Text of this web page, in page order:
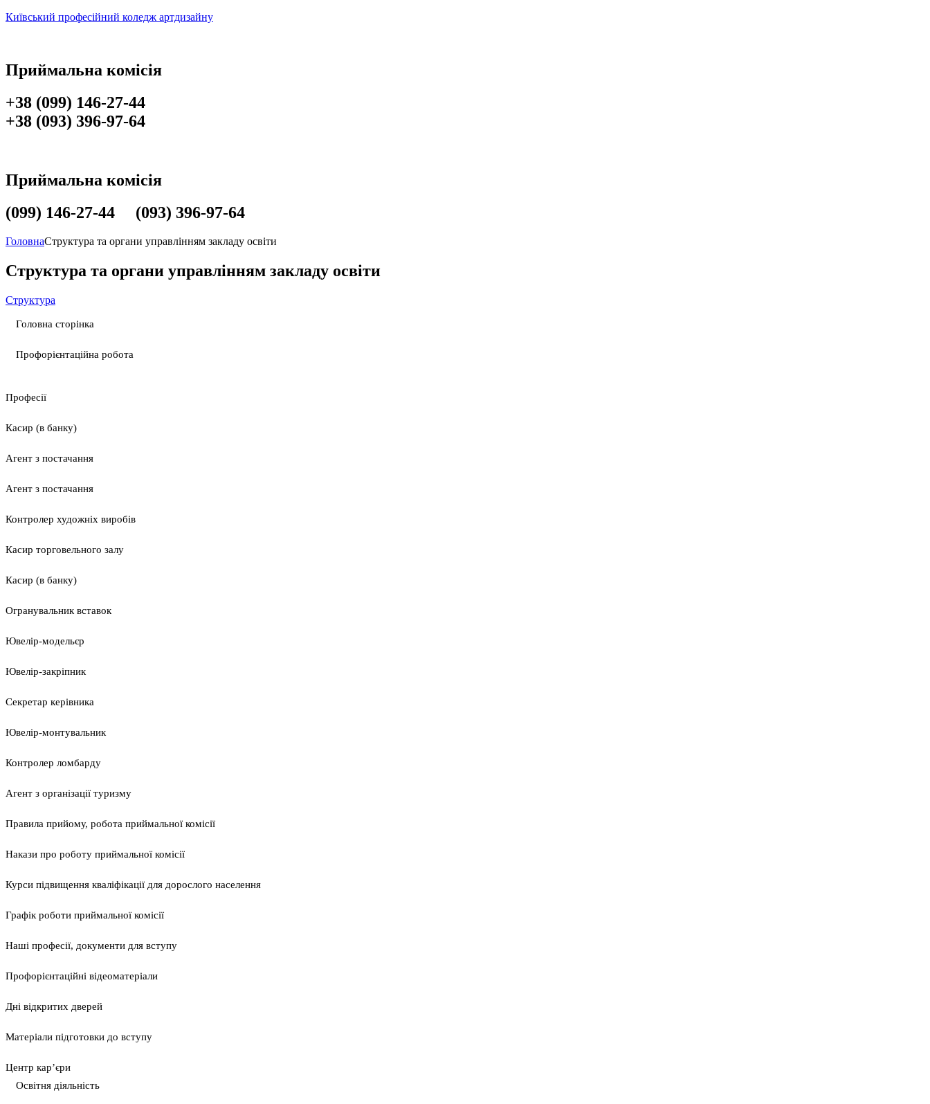
Київський професійний коледж артдизайну
Приймальна комісія
+38 (099) 146-27-44
+38 (093) 396-97-64
Приймальна комісія
(099) 146-27-44 (093) 396-97-64
ГоловнаСтруктура та органи управлінням закладу освіти
Структура та органи управлінням закладу освіти
Структура
Головна сторінка
Профорієнтаційна робота
Професії
Касир (в банку)
Агент з постачання
Агент з постачання
Контролер художніх виробів
Касир торговельного залу
Касир (в банку)
Огранувальник вставок
Ювелір-модельєр
Ювелір-закріпник
Секретар керівника
Ювелір-монтувальник
Контролер ломбарду
Агент з організації туризму
Правила прийому, робота приймальної комісії
Накази про роботу приймальної комісії
Курси підвищення кваліфікації для дорослого населення
Графік роботи приймальної комісії
Наші професії, документи для вступу
Профорієнтаційні відеоматеріали
Дні відкритих дверей
Матеріали підготовки до вступу
Центр кар’єри
Освітня діяльність